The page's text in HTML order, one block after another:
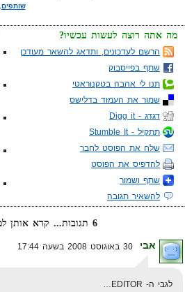
שותפים.
מה אתה רוצה לעשות עכשיו?
הרשם לעדכונים, ותדאג להשאר מעודכן
שתף בפייסבוק
תנו לי אהבה בטקנוראטי
שמור את העמוד בדלישס
דגדג - Digg it
תתקיל - Stumble It
שלח את הפוסט לחבר
להדפיס את הפוסט
שתף ושמור
להשאיר תגובה
6 תגובות... קרא אותן למטה או
אבי
לגבי ה- EDITOR…